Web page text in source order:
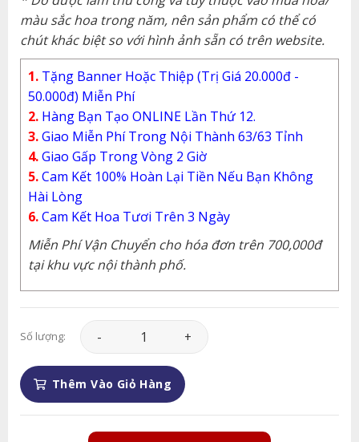
màu sắc hoa trong năm, nên sản phẩm có thể có
chút khác biệt so với hình ảnh sẵn có trên website.
1. Tặng Banner Hoặc Thiệp (Trị Giá 20.000đ -
50.000đ) Miễn Phí
2. Hàng Bạn Tạo ONLINE Lần Thứ 12.
3.Giao Miễn Phí Trong Nội Thành 63/63 Tỉnh
4.Giao Gấp Trong Vòng 2 Giờ
5.Cam Kết 100% Hoàn Lại Tiền Nếu Bạn Không
Hài Lòng
6.Cam Kết Hoa Tươi Trên 3 Ngày
Miễn Phí Vận Chuyển cho hóa đơn trên 700,000đ
tại khu vực nội thành phố.
Số lượng: Lan Hồ Điệp - LHD063 số lượng
Thêm Vào Giỏ Hàng